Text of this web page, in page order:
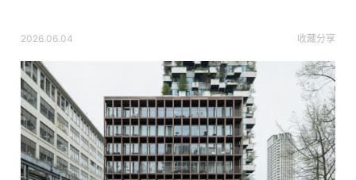
2026.06.04 收藏分享